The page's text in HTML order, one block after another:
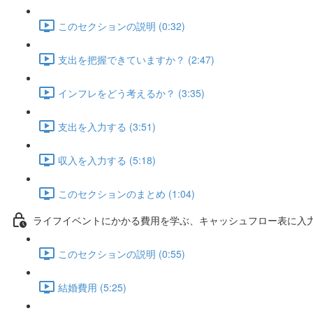
このセクションの説明 (0:32)
支出を把握できていますか？ (2:47)
インフレをどう考えるか？ (3:35)
支出を入力する (3:51)
収入を入力する (5:18)
このセクションのまとめ (1:04)
ライフイベントにかかる費用を学ぶ、キャッシュフロー表に入
このセクションの説明 (0:55)
結婚費用 (5:25)